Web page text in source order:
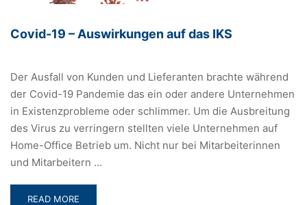
Covid-19 – Auswirkungen auf das IKS
Der Ausfall von Kunden und Lieferanten brachte während
der Covid-19 Pandemie das ein oder andere Unternehmen
in Existenzprobleme oder schlimmer. Um die Ausbreitung
des Virus zu verringern stellten viele Unternehmen auf
Home-Office Betrieb um. Nicht nur bei Mitarbeiterinnen
und Mitarbeitern …
READ
READ MORE